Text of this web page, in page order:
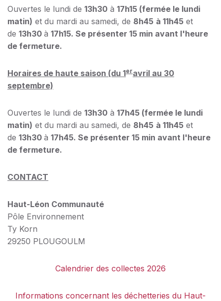
Ouvertes le lundi de 13h30 à 17h15 (fermée le lundi
matin) et du mardi au samedi, de 8h45 à 11h45 et
de 13h30 à 17h15. Se présenter 15 min avant l'heure
de fermeture.
Horaires de haute saison (du 1eravril au 30
septembre)
Ouvertes le lundi de 13h30 à 17h45 (fermée le lundi
matin) et du mardi au samedi, de 8h45 à 11h45 et
de 13h30 à 17h45. Se présenter 15 min avant l'heure
de fermeture.
CONTACT
Haut-Léon Communauté
Pôle Environnement
Ty Korn
29250 PLOUGOULM
Calendrier des collectes 2026
Informations concernant les déchetteries du Haut-